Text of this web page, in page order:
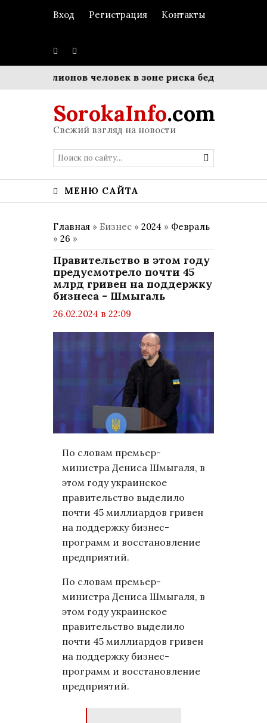
Вход Регистрация Контакты
миллионов человек в зоне риска бедности
SorokaInfo.com
Свежий взгляд на новости
МЕНЮ САЙТА
Главная » Бизнес » 2024 » Февраль
» 26 »
Правительство в этом году
предусмотрело почти 45
млрд гривен на поддержку
бизнеса - Шмыгаль
26.02.2024 в 22:09
Бизнес
По словам премьер-
министра Дениса Шмыгаля, в
этом году украинское
правительство выделило
почти 45 миллиардов гривен
на поддержку бизнес-
программ и восстановление
предприятий.
По словам премьер-
министра Дениса Шмыгаля, в
этом году украинское
правительство выделило
почти 45 миллиардов гривен
на поддержку бизнес-
программ и восстановление
предприятий.